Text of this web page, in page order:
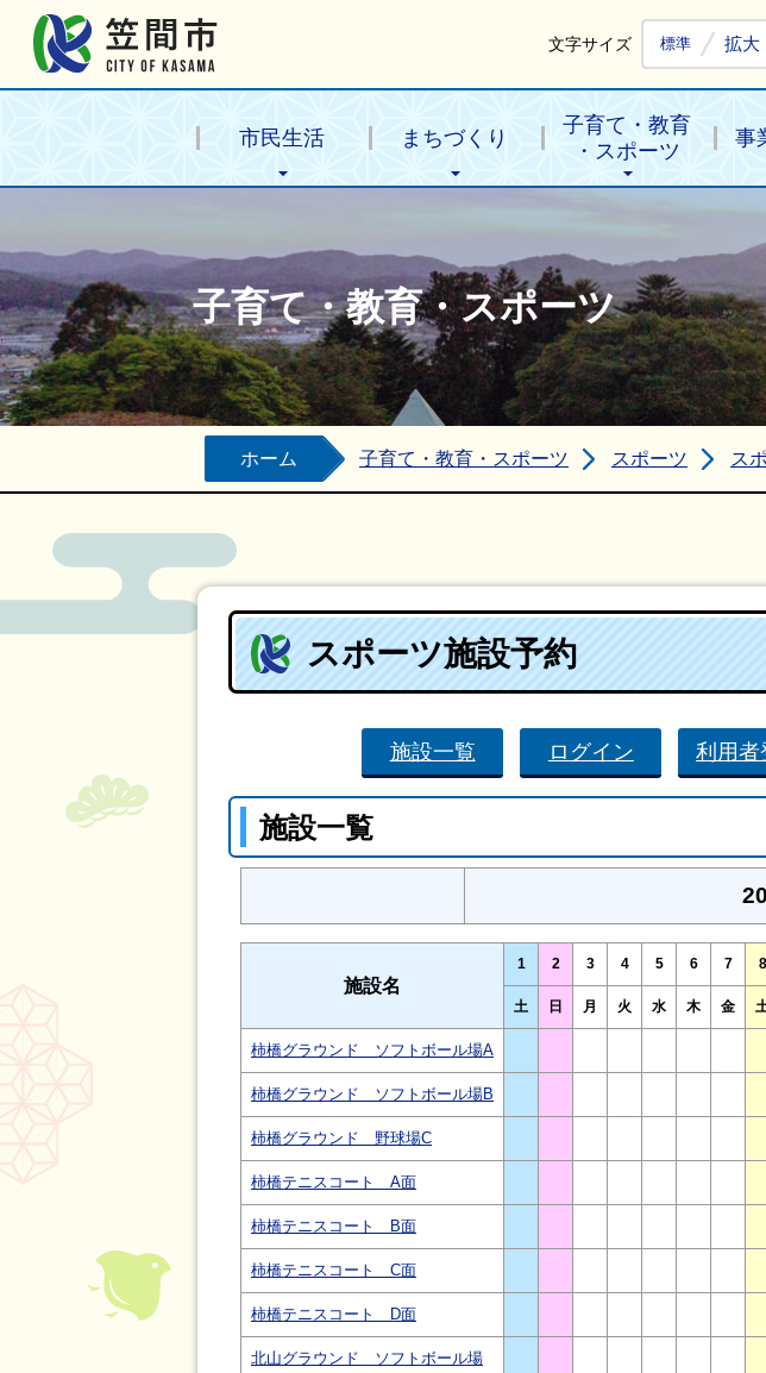
文字サイズ 標準 拡大
市民生活 まちづくり
子育て・教育
・スポーツ
事
子育て・教育・スポーツ
ホーム 子育て・教育・スポーツ スポーツ ス
スポーツ施設予約
施設一覧 ログイン 利用者
施設一覧
施設名
1 2 3 4 5 6 7 8
土 日 月 火 水 木 金
柿橋グラウンド ソフトボール場A
柿橋グラウンド ソフトボール場B
柿橋グラウンド 野球場C
柿橋テニスコート A面
柿橋テニスコート B面
柿橋テニスコート C面
柿橋テニスコート D面
北山グラウンド ソフトボール場